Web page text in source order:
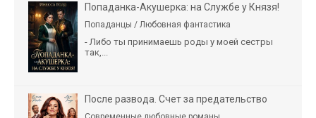
Попаданка-Акушерка: на Службе у Князя!
Попаданцы / Любовная фантастика
- Либо ты принимаешь роды у моей сестры
так,...
После развода. Счет за предательство